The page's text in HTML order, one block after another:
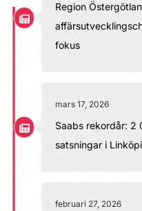
Region
fokus
mars 17, 2026
Saabs rekordår: 2
satsningar i
februari 27, 2026